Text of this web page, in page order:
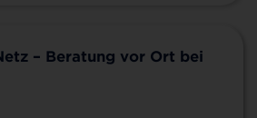
– Beratung vor Ort bei